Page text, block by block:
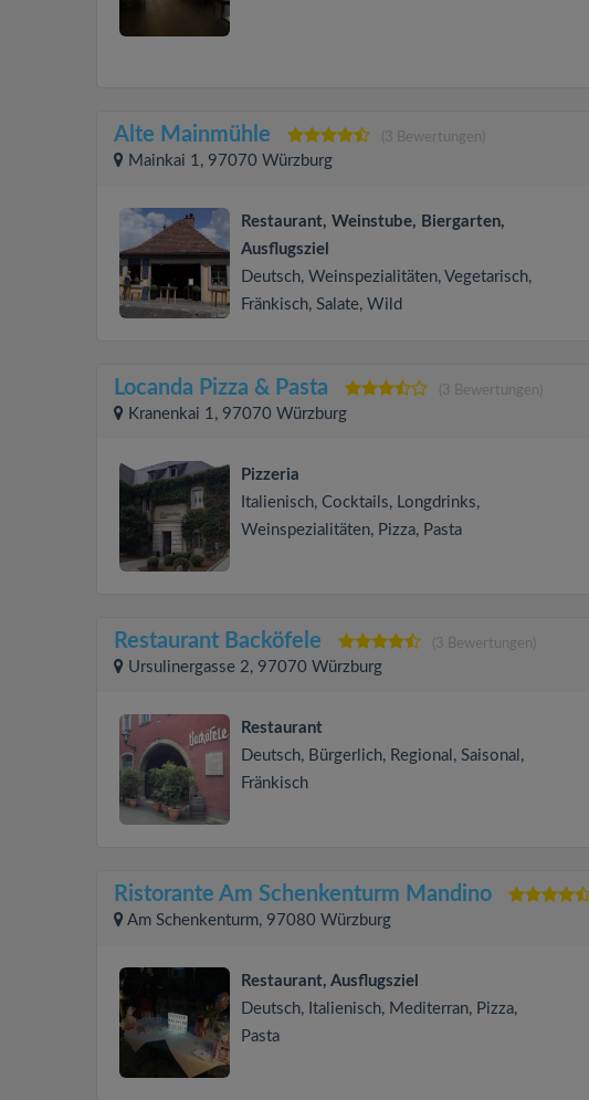
Alte Mainmühle (3 Bewertungen)
Mainkai 1, 97070 Würzburg
Restaurant, Weinstube, Biergarten,
Ausflugsziel
Deutsch, Weinspezialitäten, Vegetarisch,
Fränkisch, Salate, Wild
Locanda Pizza & Pasta (3 Bewertungen)
Kranenkai 1, 97070 Würzburg
Pizzeria
Italienisch, Cocktails, Longdrinks,
Weinspezialitäten, Pizza, Pasta
Restaurant Backöfele (3 Bewertungen)
Ursulinergasse 2, 97070 Würzburg
Restaurant
Deutsch, Bürgerlich, Regional, Saisonal,
Fränkisch
Ristorante Am Schenkenturm Mandino
Am Schenkenturm, 97080 Würzburg
Restaurant, Ausflugsziel
Deutsch, Italienisch, Mediterran, Pizza,
Pasta